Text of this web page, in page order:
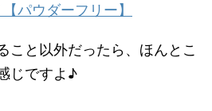
パウダーフリー】
こと以外だったら、ほんとこ
じですよ♪